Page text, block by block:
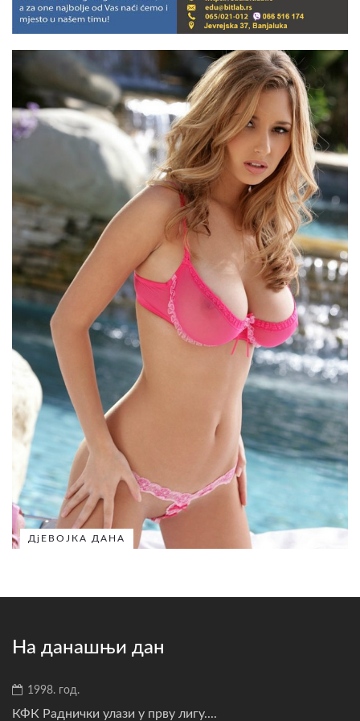
ДјЕВОЈКА ДАНА
На данашњи дан
1998. год.
КФК Раднички улази у прву лигу....